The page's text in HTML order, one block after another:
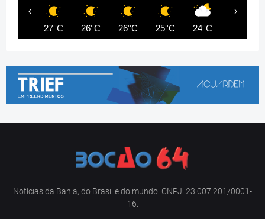
27°C 26°C 26°C 25°C 24°C
‹ ›
Notícias da Bahia, do Brasil e do mundo. CNPJ: 23.007.201/0001-
16.